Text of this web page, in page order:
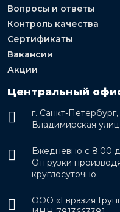
Вопросы и ответы
Контроль качества
Сертификаты
Вакансии
Акции
Центральный
г. Санкт-Петербург,
Владимирская
Ежедневно с 8:00
Отгрузки
круглосуточно.
ООО «Евразия